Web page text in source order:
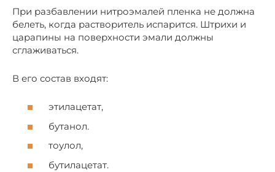
При разбавлении нитроэмалей пленка не должна
белеть, когда растворитель испарится. Штрихи и
царапины на поверхности эмали должны
сглаживаться.
В его состав входят:
этилацетат,
бутанол.
тоулол,
бутилацетат.